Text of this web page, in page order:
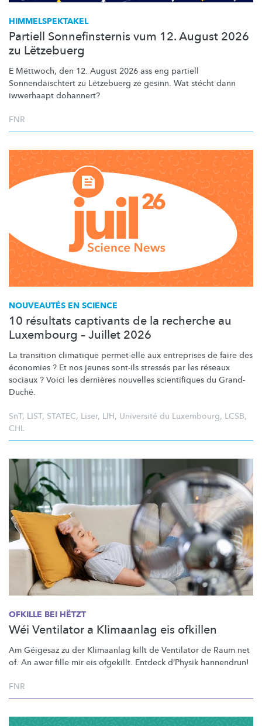
HIMMELSPEKTAKEL
Partiell Sonnefinsternis vum 12. August 2026
zu Lëtzebuerg
E Mëttwoch, den 12. August 2026 ass eng partiell
Sonnendäischtert zu Lëtzebuerg ze gesinn. Wat stécht dann
iwwerhaapt dohannert?
FNR
NOUVEAUTÉS EN SCIENCE
10 résultats captivants de la recherche au
Luxembourg – Juillet 2026
La transition climatique permet-elle aux entreprises de faire des
économies ? Et nos jeunes sont-ils stressés par les réseaux
sociaux ? Voici les dernières nouvelles scientifiques du Grand-
Duché.
SnT, LIST, STATEC, Liser, LIH, Université du Luxembourg, LCSB,
CHL
OFKILLE BEI HËTZT
Wéi Ventilator a Klimaanlag eis ofkillen
Am Géigesaz zu der Klimaanlag killt de Ventilator de Raum net
of. An awer fille mir eis ofgekillt. Entdeck d’Physik hannendrun!
FNR